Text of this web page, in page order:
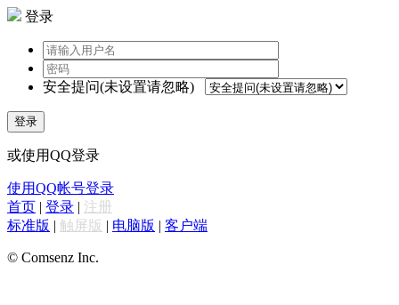
登录
安全提问(未设置请忽略)
登录
或使用QQ登录
使用QQ帐号登录
首页 | 登录 | 注册
标准版 | 触屏版 | 电脑版 | 客户端
© Comsenz Inc.